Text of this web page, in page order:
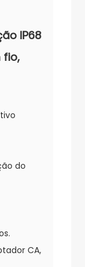
IP68
fio,
do
CA,